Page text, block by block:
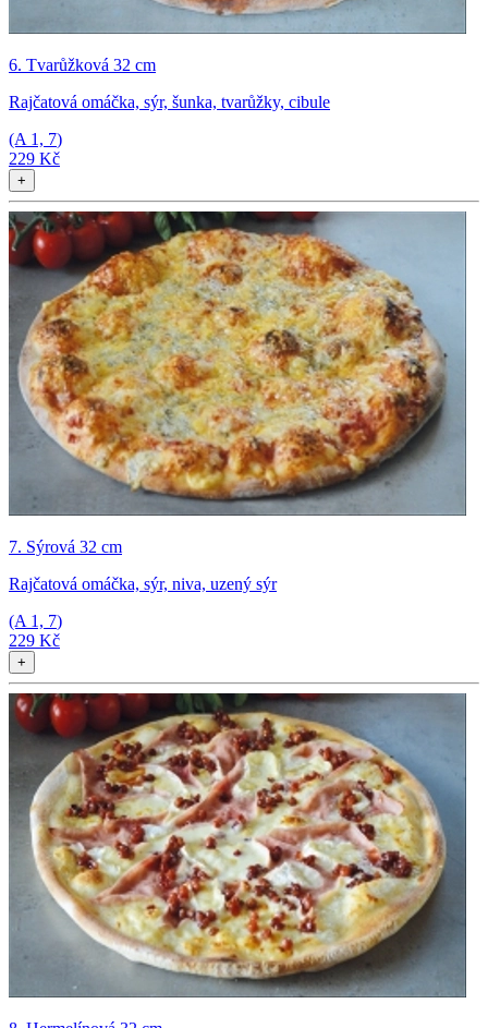
6. Tvarůžková 32 cm
Rajčatová omáčka, sýr, šunka, tvarůžky, cibule
(A 1, 7)
229 Kč
+
7. Sýrová 32 cm
Rajčatová omáčka, sýr, niva, uzený sýr
(A 1, 7)
229 Kč
+